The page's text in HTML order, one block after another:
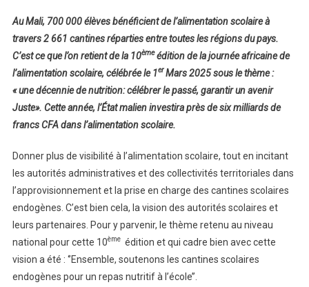
Près
De
Six
Milliards
De
FCFA
Scolaire
En
Au Mali, 700 000 élèves bénéficient de l’alimentation scolaire à
travers 2 661 cantines réparties entre toutes les régions du pays.
C’est ce que l’on retient de la 10èmeédition de la journée africaine de
l’alimentation scolaire, célébrée le 1erMars 2025 sous le thème :
« une décennie de nutrition: célébrer le passé, garantir un avenir
Juste». Cette année, l’État malien investira près de six milliards de
francs CFA dans l’alimentation scolaire.
Donner plus de visibilité à l’alimentation scolaire, tout en incitant
les autorités administratives et des collectivités territoriales dans
l’approvisionnement et la prise en charge des cantines scolaires
endogènes. C’est bien cela, la vision des autorités scolaires et
leurs partenaires. Pour y parvenir, le thème retenu au niveau
national pour cette 10èmeédition et qui cadre bien avec cette
vision a été : ‘’Ensemble, soutenons les cantines scolaires
endogènes pour un repas nutritif à l’école’’.